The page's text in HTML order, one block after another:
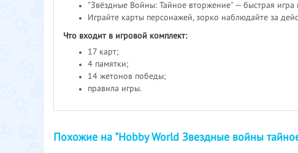
"Звёздные Войны: Тайное вторжение" — быстрая
Играйте карты персонажей, зорко наблюдайте за
Что входит в игровой комплект:
17 карт;
4 памятки;
14 жетонов победы;
правила игры.
Похожие на "Hobby World Звездные войны